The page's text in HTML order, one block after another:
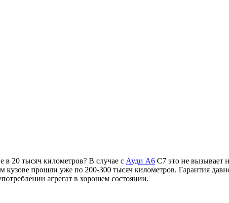
в 20 тысяч километров? В случае с Ауди А6 С7 это не вызывает
кузове прошли уже по 200-300 тысяч километров. Гарантия
агрегат в хорошем состоянии.